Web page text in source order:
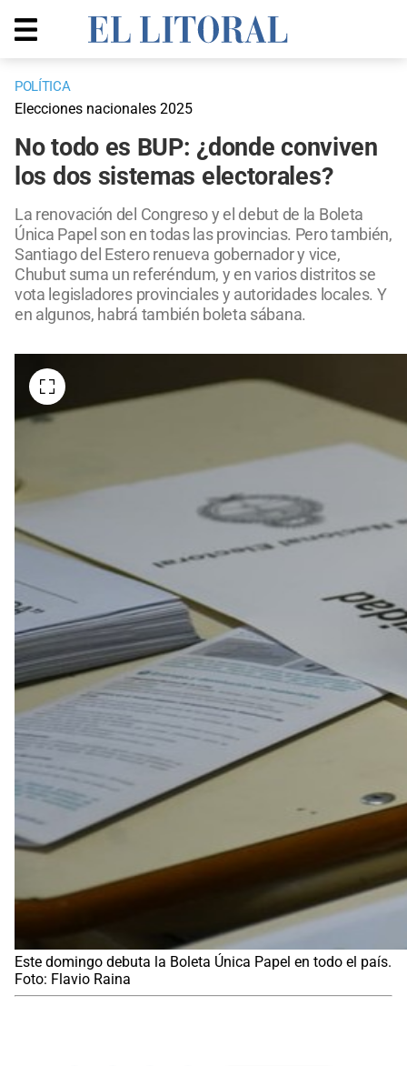
POLÍTICA
Elecciones nacionales 2025
No todo es BUP: ¿donde conviven
los dos sistemas electorales?
La renovación del Congreso y el debut de la Boleta
Única Papel son en todas las provincias. Pero también,
Santiago del Estero renueva gobernador y vice,
Chubut suma un referéndum, y en varios distritos se
vota legisladores provinciales y autoridades locales. Y
en algunos, habrá también boleta sábana.
Este domingo debuta la Boleta Única Papel en todo el país.
Foto: Flavio Raina